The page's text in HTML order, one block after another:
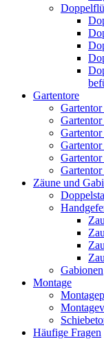
Gartentore
Zäune und
Gabionen
Montage
Häufige Fragen